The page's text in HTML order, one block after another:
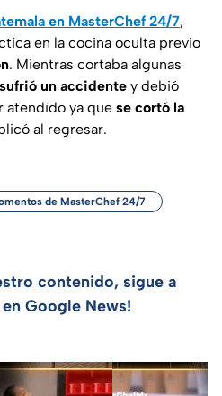
en MasterChef 24/7,
en la cocina oculta previo
. Mientras cortaba algunas
sufrió un accidente y debió
atendido ya que se cortó la
al regresar.
de MasterChef 24/7
contenido, sigue a
Google News!